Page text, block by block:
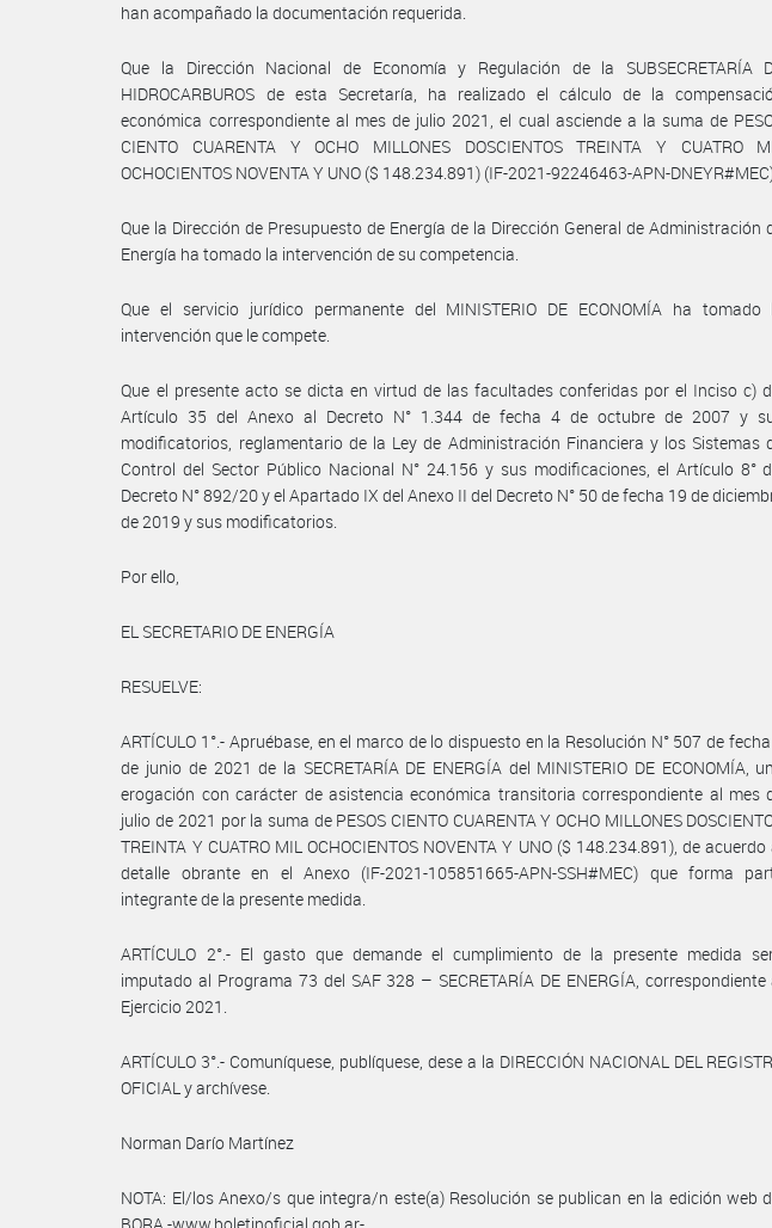
han acompañado la documentación requerida.
Que la Dirección Nacional de Economía y Regulación de la SUBSECRETARÍA
HIDROCARBUROS de esta Secretaría, ha realizado el cálculo de la
económica correspondiente al mes de julio 2021, el cual asciende a la suma de
CIENTO CUARENTA Y OCHO MILLONES DOSCIENTOS TREINTA Y CUATRO
OCHOCIENTOS NOVENTA Y UNO ($ 148.234.891) (IF-2021-92246463-APN-
Que la Dirección de Presupuesto de Energía de la Dirección General de Administración
Energía ha tomado la intervención de su competencia.
Que el servicio jurídico permanente del MINISTERIO DE ECONOMÍA ha tomado
intervención que le compete.
Que el presente acto se dicta en virtud de las facultades conferidas por el Inciso c)
Artículo 35 del Anexo al Decreto N° 1.344 de fecha 4 de octubre de 2007 y
modificatorios, reglamentario de la Ley de Administración Financiera y los Sistemas
Control del Sector Público Nacional N° 24.156 y sus modificaciones, el Artículo 8°
Decreto N° 892/20 y el Apartado IX del Anexo II del Decreto N° 50 de fecha 19 de
de 2019 y sus modificatorios.
Por ello,
EL SECRETARIO DE ENERGÍA
RESUELVE:
ARTÍCULO 1°.- Apruébase, en el marco de lo dispuesto en la Resolución N° 507 de
de junio de 2021 de la SECRETARÍA DE ENERGÍA del MINISTERIO DE ECONOMÍA,
erogación con carácter de asistencia económica transitoria correspondiente al mes
julio de 2021 por la suma de PESOS CIENTO CUARENTA Y OCHO MILLONES
TREINTA Y CUATRO MIL OCHOCIENTOS NOVENTA Y UNO ($ 148.234.891), de acuerdo
detalle obrante en el Anexo (IF-2021-105851665-APN-SSH#MEC) que forma
integrante de la presente medida.
ARTÍCULO 2°.- El gasto que demande el cumplimiento de la presente medida
imputado al Programa 73 del SAF 328 – SECRETARÍA DE ENERGÍA, correspondiente
Ejercicio 2021.
ARTÍCULO 3°.- Comuníquese, publíquese, dese a la DIRECCIÓN NACIONAL DEL
OFICIAL y archívese.
Norman Darío Martínez
NOTA: El/los Anexo/s que integra/n este(a) Resolución se publican en la edición web